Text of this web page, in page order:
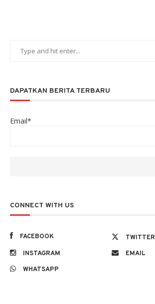
DAPATKAN BERITA TERBARU
Email*
CONNECT WITH US
FACEBOOK
TWITTER
INSTAGRAM
EMAIL
WHATSAPP